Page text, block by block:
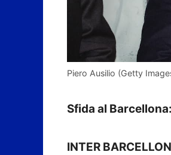
Piero Ausilio (Getty
Sfida al
INTER